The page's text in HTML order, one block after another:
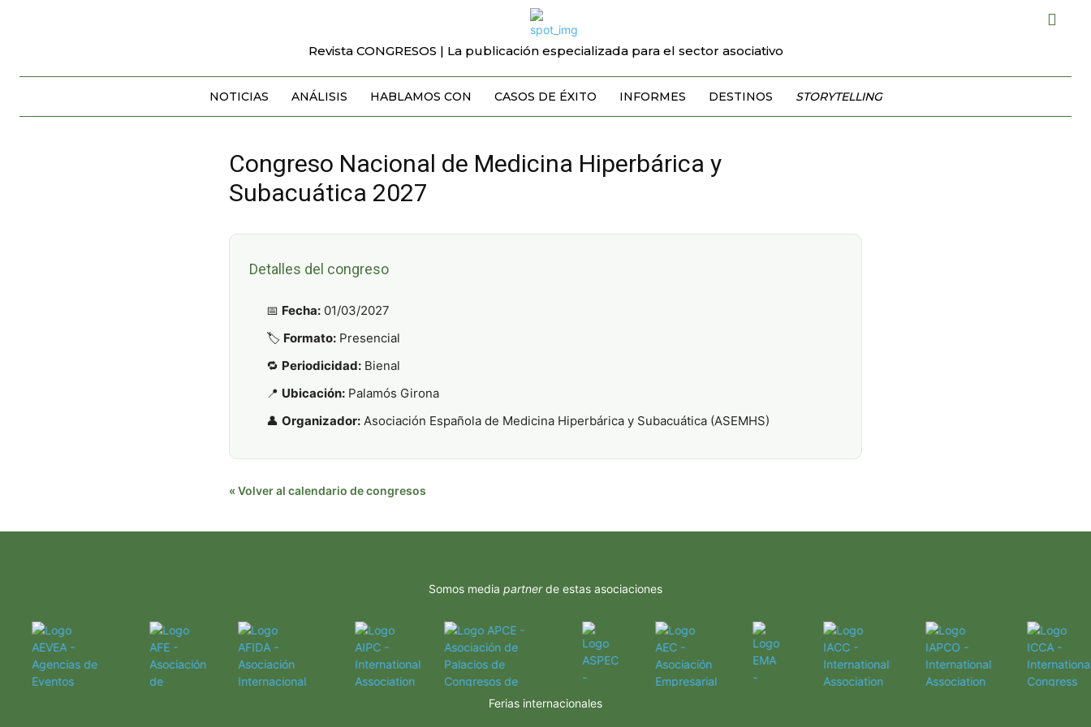
Revista CONGRESOS | La publicación especializada para el sector asociativo
NOTICIAS ANÁLISIS HABLAMOS CON CASOS DE ÉXITO INFORMES DESTINOS STORYTELLING
Congreso Nacional de Medicina Hiperbárica y
Subacuática 2027
Detalles del congreso
📅 Fecha: 01/03/2027
🏷️ Formato: Presencial
🔁 Periodicidad: Bienal
📍 Ubicación: Palamós Girona
👤 Organizador: Asociación Española de Medicina Hiperbárica y Subacuática (ASEMHS)
« Volver al calendario de congresos
Somos media partnerde estas asociaciones
Ferias internacionales